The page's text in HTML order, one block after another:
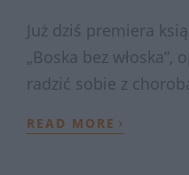
Już dziś premiera
„Boska bez
radzić sobie z
READ MORE ›